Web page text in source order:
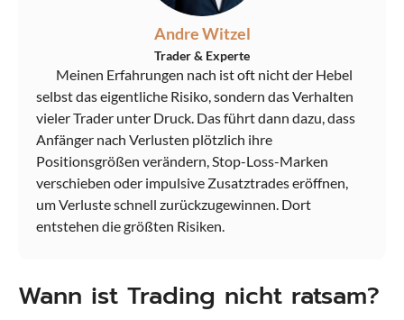
Andre Witzel
Trader & Experte
Meinen Erfahrungen nach ist oft nicht der Hebel
selbst das eigentliche Risiko, sondern das Verhalten
vieler Trader unter Druck. Das führt dann dazu, dass
Anfänger nach Verlusten plötzlich ihre
Positionsgrößen verändern, Stop-Loss-Marken
verschieben oder impulsive Zusatztrades eröffnen,
um Verluste schnell zurückzugewinnen. Dort
entstehen die größten Risiken.
Wann ist Trading nicht ratsam?